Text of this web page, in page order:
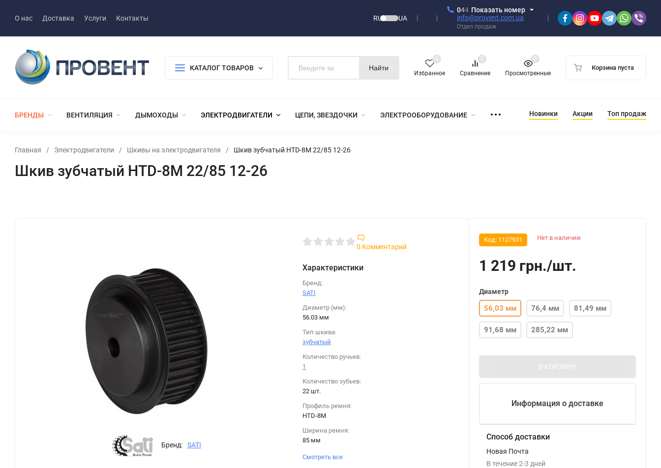
О нас Доставка Услуги Контакты RU UA
044 Показать номер
info@provent.com.ua
Отдел продаж
КАТАЛОГ ТОВАРОВ Найти
Избранное
0
Сравнение
0
Просмотренные
0
Корзина пуста
БРЕНДЫ ВЕНТИЛЯЦИЯ ДЫМОХОДЫ ЭЛЕКТРОДВИГАТЕЛИ ЦЕПИ, ЗВЕЗДОЧКИ ЭЛЕКТРООБОРУДОВАНИЕ Новинки Акции Топ продаж
Главная / Электродвигатели / Шкивы на электродвигателя / Шкив зубчатый HTD-8M 22/85 12-26
Шкив зубчатый HTD-8M 22/85 12-26
Бренд: SATI
0 Комментарий
Характеристики
Бренд:
SATI
Диаметр (мм):
56.03 мм
Тип шкива:
зубчатый
Количество ручьев:
1
Количество зубьев:
22 шт.
Профиль ремня:
HTD-8M
Ширина ремня:
85 мм
Смотреть все
Нет в наличии
Код: 1127931
1 219 грн./шт.
Диаметр
56,03 мм 76,4 мм 81,49 мм
91,68 мм 285,22 мм
В КОРЗИНУ
Информация о доставке
Способ доставки
Новая Почта
В течение2-3 дней